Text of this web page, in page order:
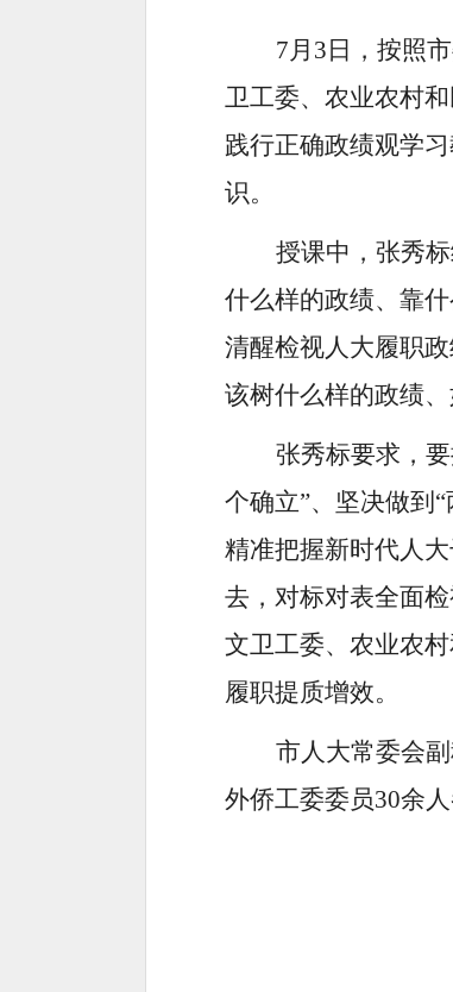
7月3日，按照
卫工委、农业农村
践行正确政绩观学
识。
授课中，张秀
什么样的政绩、靠
清醒检视人大履职
该树什么样的政绩
张秀标要求，
个确立”、坚决做到
精准把握新时代人
去，对标对表全面
文卫工委、农业农
履职提质增效。
市人大常委会
外侨工委委员30余人